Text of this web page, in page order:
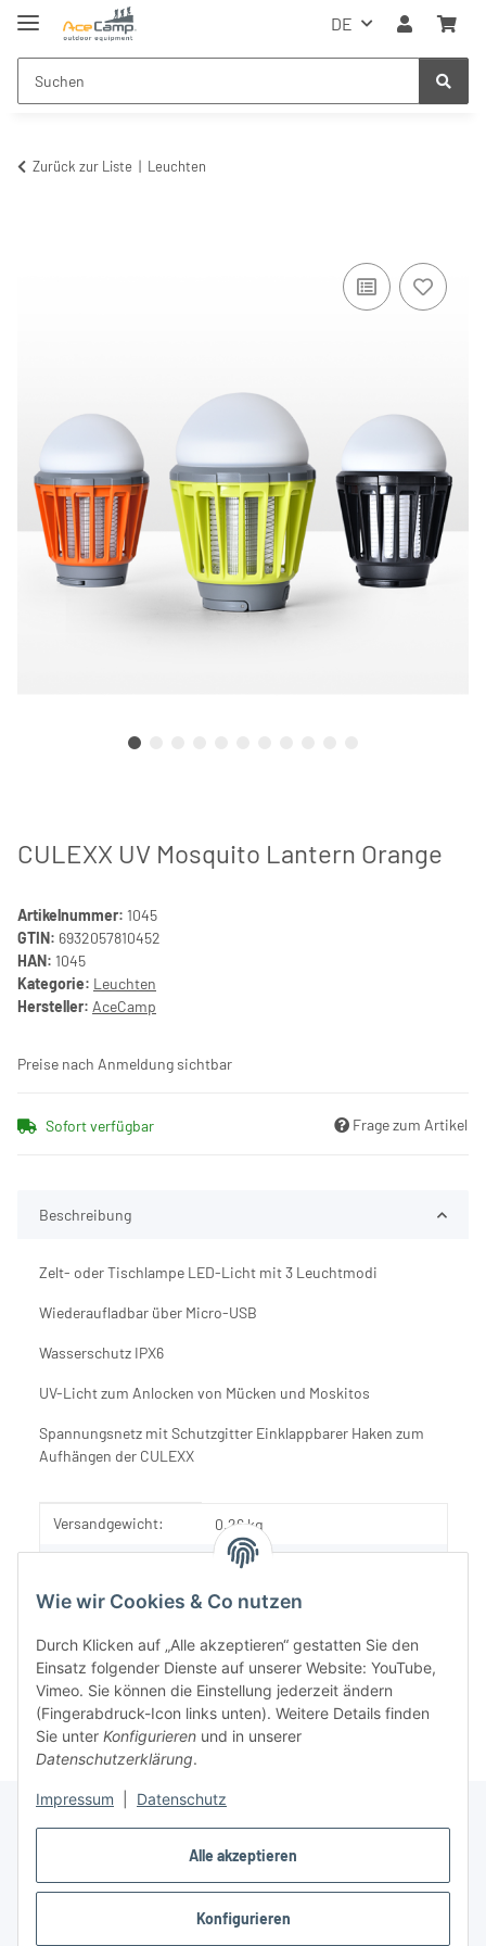
Alle akzeptieren
Konfigurieren
Wie wir Cookies & Co nutzen
Durch Klicken auf „Alle akzeptieren“ gestatten Sie den
Einsatz folgender Dienste auf unserer Website: YouTube,
Vimeo. Sie können die Einstellung jederzeit ändern
(Fingerabdruck-Icon links unten). Weitere Details finden
Sie unter Konfigurieren und in unserer
Datenschutzerklärung.
Impressum Datenschutz
DE
Zurück zur Liste Leuchten
CULEXX UV Mosquito Lantern Orange
Artikelnummer: 1045
GTIN: 6932057810452
HAN: 1045
Kategorie: Leuchten
Hersteller: AceCamp
Preise nach Anmeldung sichtbar
Sofort verfügbar Frage zum Artikel
Beschreibung
Zelt- oder Tischlampe LED-Licht mit 3 Leuchtmodi
Wiederaufladbar über Micro-USB
Wasserschutz IPX6
UV-Licht zum Anlocken von Mücken und Moskitos
Spannungsnetz mit Schutzgitter Einklappbarer Haken zum
Aufhängen der CULEXX
Produkteigenschaft
Wert
Versandgewicht: 0,26 kg
0,21kg
Gesetzliche Informationen